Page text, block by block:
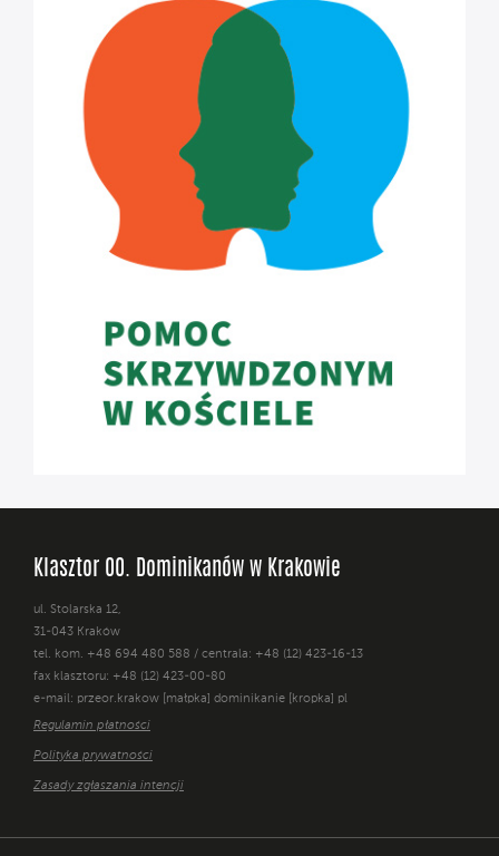
Klasztor OO. Dominikanów w Krakowie
ul. Stolarska 12,
31-043 Kraków
tel. kom. +48 694 480 588 / centrala: +48 (12) 423-16-13
fax klasztoru: +48 (12) 423-00-80
e-mail: przeor.krakow [małpka] dominikanie [kropka] pl
Regulamin płatności
Polityka prywatności
Zasady zgłaszania intencji